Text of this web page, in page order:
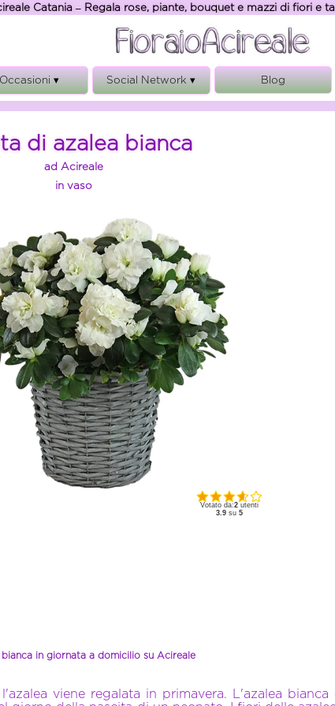
Catania – Regala rose, piante, bouquet e mazzi di fiori e
▾
Matrimonio
Condoglianze
Social Network ▾ Blog
di azalea bianca
ad Acireale
in vaso
Votato da:2utenti
3.9su 5
in giornata a domicilio su Acireale
viene regalata in primavera. L'azalea